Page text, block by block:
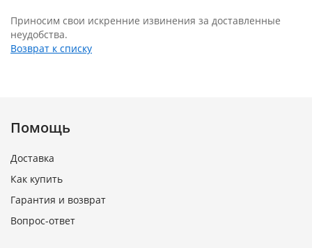
Приносим свои искренние извинения за доставленные
неудобства.
Возврат к списку
Помощь
Доставка
Как купить
Гарантия и возврат
Вопрос-ответ